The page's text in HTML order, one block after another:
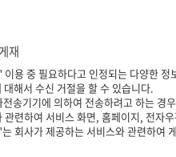
재
중 필요하다고 인정되는 다양한 정
해서 수신 거절을 할 수 있습니다.
송기기에 의하여 전송하려고 하는 경
련하여 서비스 화면, 홈페이지, 전자
회사가 제공하는 서비스와 관련하여